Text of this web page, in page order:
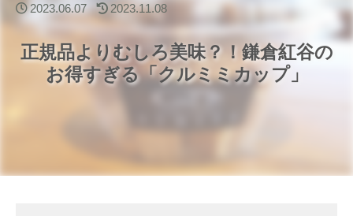
正規品よりむしろ美味？！鎌倉紅谷の
お得すぎる「クルミミカップ」
2023.06.07 2023.11.08